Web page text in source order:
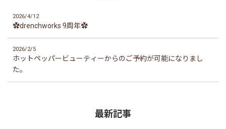
2026/4/12
✿drenchworks 9周年✿
2026/2/5
ホットペッパービューティーからのご予約が可能になりまし
た。
最新記事